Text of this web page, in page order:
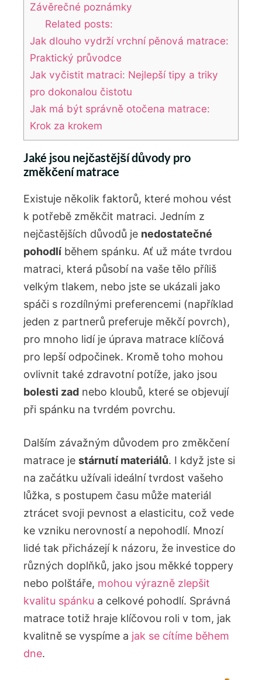
Závěrečné poznámky
Related posts:
Jak dlouho vydrží vrchní pěnová matrace:
Praktický průvodce
Jak vyčistit matraci: Nejlepší tipy a triky
pro dokonalou čistotu
Jak má být správně otočena matrace:
Krok za krokem
Jaké jsou nejčastější důvody pro
změkčení matrace
Existuje několik faktorů, které mohou vést
k potřebě změkčit matraci. Jedním z
nejčastějších důvodů je nedostatečné
pohodlí během spánku. Ať už máte tvrdou
matraci, která působí na vaše tělo příliš
velkým tlakem, nebo jste se ukázali jako
spáči s rozdílnými preferencemi (například
jeden z partnerů preferuje měkčí povrch),
pro mnoho lidí je úprava matrace klíčová
pro lepší odpočinek. Kromě toho mohou
ovlivnit také zdravotní potíže, jako jsou
bolesti zad nebo kloubů, které se objevují
při spánku na tvrdém povrchu.
Dalším závažným důvodem pro změkčení
matrace je stárnutí materiálů. I když jste si
na začátku užívali ideální tvrdost vašeho
lůžka, s postupem času může materiál
ztrácet svoji pevnost a elasticitu, což vede
ke vzniku nerovností a nepohodlí. Mnozí
lidé tak přicházejí k názoru, že investice do
různých doplňků, jako jsou měkké toppery
nebo polštáře, mohou výrazně zlepšit
kvalitu spánku a celkové pohodlí. Správná
matrace totiž hraje klíčovou roli v tom, jak
kvalitně se vyspíme a jak se cítíme během
dne.